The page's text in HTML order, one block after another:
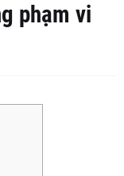
phạm vi